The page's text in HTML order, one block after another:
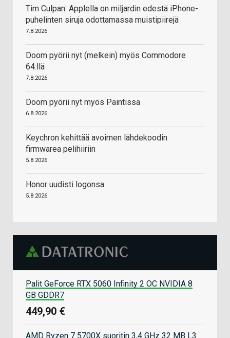
Tim Culpan: Applella on miljardin edestä iPhone-
puhelinten siruja odottamassa muistipiirejä
7.8.2026
Doom pyörii nyt (melkein) myös Commodore
64:llä
7.8.2026
Doom pyörii nyt myös Paintissa
6.8.2026
Keychron kehittää avoimen lähdekoodin
firmwarea pelihiiriin
5.8.2026
Honor uudisti logonsa
5.8.2026
Palit GeForce RTX 5060 Infinity 2 OC NVIDIA 8
GB GDDR7
449,90 €
AMD Ryzen 7 5700X suoritin 3,4 GHz 32 MB L3